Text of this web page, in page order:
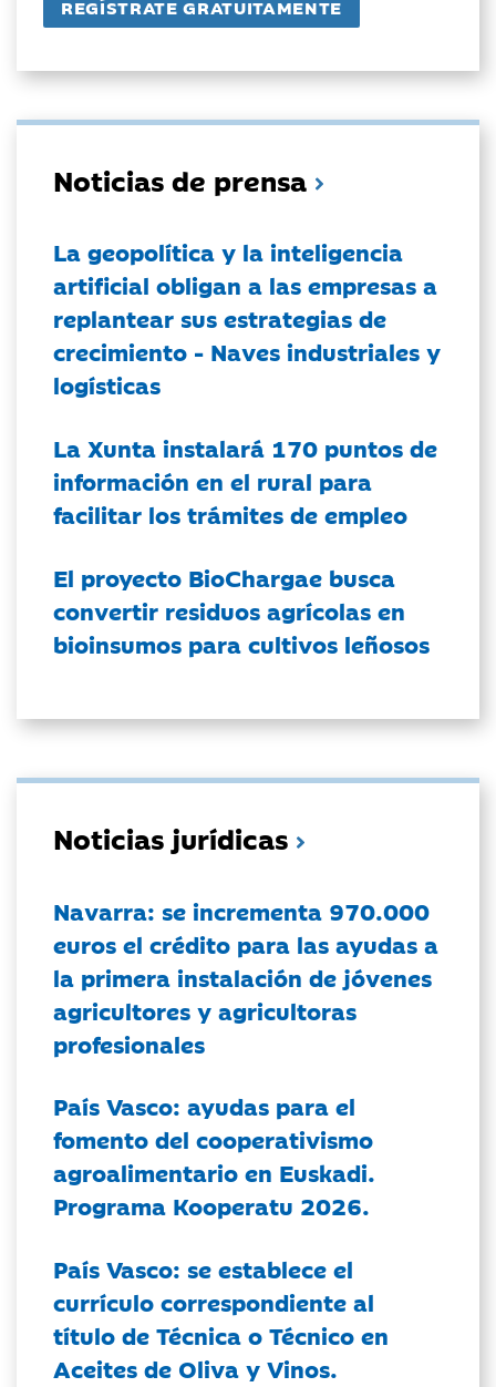
Noticias de prensa
La geopolítica y la inteligencia
artificial obligan a las empresas a
replantear sus estrategias de
crecimiento - Naves industriales y
logísticas
La Xunta instalará 170 puntos de
información en el rural para
facilitar los trámites de empleo
El proyecto BioChargae busca
convertir residuos agrícolas en
bioinsumos para cultivos leñosos
Noticias jurídicas
Navarra: se incrementa 970.000
euros el crédito para las ayudas a
la primera instalación de jóvenes
agricultores y agricultoras
profesionales
País Vasco: ayudas para el
fomento del cooperativismo
agroalimentario en Euskadi.
Programa Kooperatu 2026.
País Vasco: se establece el
currículo correspondiente al
título de Técnica o Técnico en
Aceites de Oliva y Vinos.